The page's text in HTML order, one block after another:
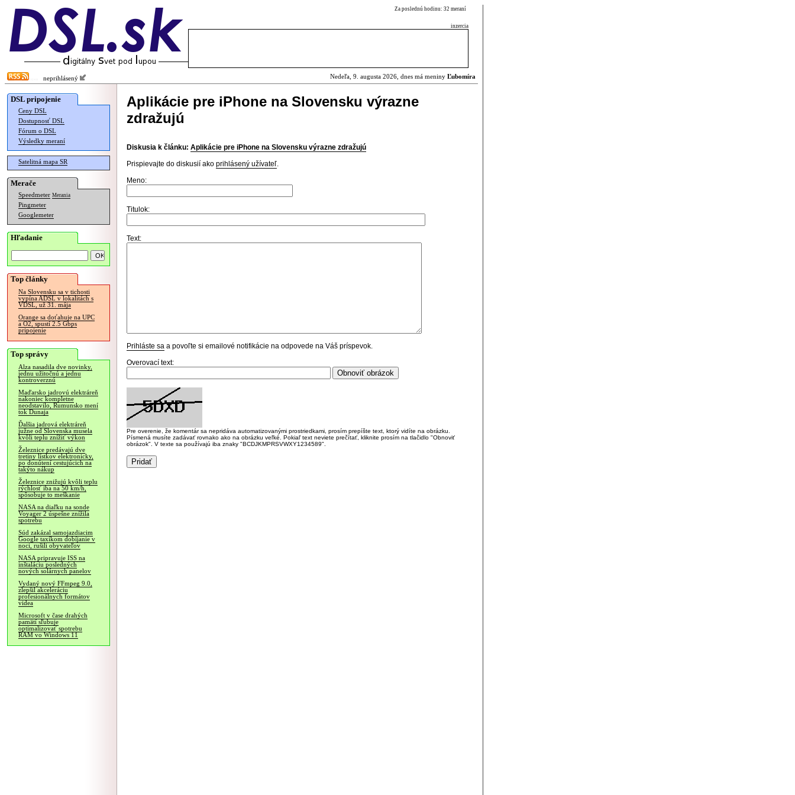
Za poslednú hodinu: 32 meraní
inzercia
neprihlásený Nedeľa, 9. augusta 2026, dnes má meniny Ľubomíra
DSL pripojenie
Ceny DSL
Dostupnosť DSL
Fórum o DSL
Výsledky meraní
Satelitná mapa SR
Merače
Speedmeter Merania
Pingmeter
Googlemeter
Hľadanie
Top články
Na Slovensku sa v tichosti
vypína ADSL v lokalitách s
VDSL, už 31. mája
Orange sa doťahuje na UPC
a O2, spustí 2.5 Gbps
pripojenie
Top správy
Alza nasadila dve novinky,
jednu užitočnú a jednu
kontroverznú
Maďarsko jadrovú elektráreň
nakoniec kompletne
neodstavilo, Rumunsko mení
tok Dunaja
Ďalšia jadrová elektráreň
južne od Slovenska musela
kvôli teplu znížiť výkon
Železnice predávajú dve
tretiny lístkov elektronicky,
po donútení cestujúcich na
takýto nákup
Železnice znižujú kvôli teplu
rýchlosť iba na 50 km/h,
spôsobuje to meškanie
NASA na diaľku na sonde
Voyager 2 úspešne znížila
spotrebu
Súd zakázal samojazdiacim
Google taxíkom dobíjanie v
noci, rušili obyvateľov
NASA pripravuje ISS na
inštaláciu posledných
nových solárnych panelov
Vydaný nový FFmpeg 9.0,
zlepšil akceleráciu
profesionálnych formátov
videa
Microsoft v čase drahých
pamätí sľubuje
optimalizovať spotrebu
RAM vo Windows 11
Aplikácie pre iPhone na Slovensku výrazne
zdražujú
Diskusia k článku: Aplikácie pre iPhone na Slovensku výrazne zdražujú
Prispievajte do diskusií ako prihlásený užívateľ.
Meno:
Titulok:
Text:
Prihláste sa a povoľte si emailové notifikácie na odpovede na Váš príspevok.
Overovací text:
Pre overenie, že komentár sa nepridáva automatizovanými prostriedkami, prosím prepíšte text, ktorý vidíte na obrázku.
Písmená musíte zadávať rovnako ako na obrázku veľké. Pokiaľ text neviete prečítať, kliknite prosím na tlačidlo "Obnoviť
obrázok". V texte sa používajú iba znaky "BCDJKMPRSVWXY1234589".